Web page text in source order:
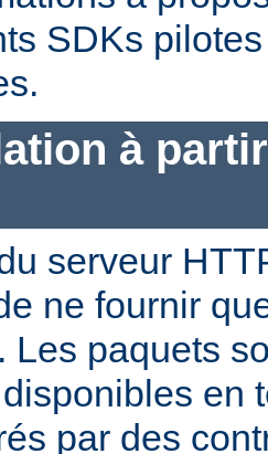
SDKs
à
serveur
ne fournir
Les paquets
en
par des